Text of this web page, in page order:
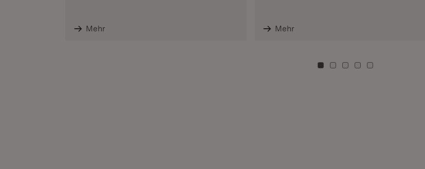
Mehr Mehr
Zu Kachel: 0
Zu Kachel: 3
Zu Kachel: 6
Zu Kachel: 9
Zu Kachel: 12